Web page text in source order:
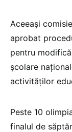
Aceeași
aprobat
pentru
școlare
activităților
Peste 10
finalul de